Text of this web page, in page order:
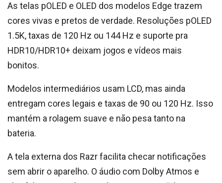
As telas pOLED e OLED dos modelos Edge trazem
cores vivas e pretos de verdade. Resoluções pOLED
1.5K, taxas de 120 Hz ou 144 Hz e suporte pra
HDR10/HDR10+ deixam jogos e vídeos mais
bonitos.
Modelos intermediários usam LCD, mas ainda
entregam cores legais e taxas de 90 ou 120 Hz. Isso
mantém a rolagem suave e não pesa tanto na
bateria.
A tela externa dos Razr facilita checar notificações
sem abrir o aparelho. O áudio com Dolby Atmos e